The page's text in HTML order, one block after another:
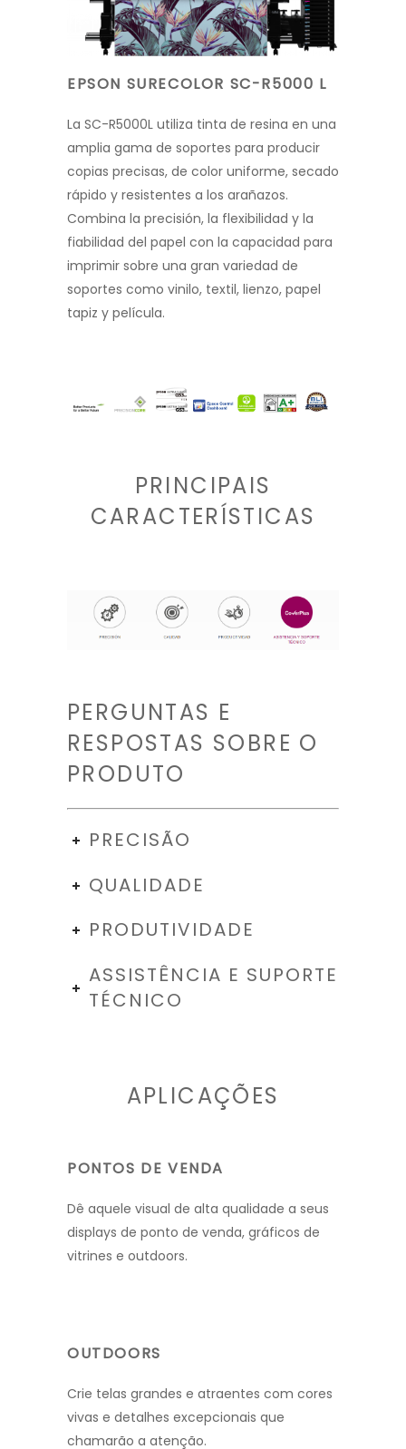
EPSON SURECOLOR SC-R5000 L
La SC-R5000L utiliza tinta de resina en una
amplia gama de soportes para producir
copias precisas, de color uniforme, secado
rápido y resistentes a los arañazos.
Combina la precisión, la flexibilidad y la
fiabilidad del papel con la capacidad para
imprimir sobre una gran variedad de
soportes como vinilo, textil, lienzo, papel
tapiz y película.
PRINCIPAIS
CARACTERÍSTICAS
PERGUNTAS E
RESPOSTAS SOBRE O
PRODUTO
PRECISÃO
QUALIDADE
PRODUTIVIDADE
ASSISTÊNCIA E SUPORTE
TÉCNICO
APLICAÇÕES
PONTOS DE VENDA
Dê aquele visual de alta qualidade a seus
displays de ponto de venda, gráficos de
vitrines e outdoors.
OUTDOORS
Crie telas grandes e atraentes com cores
vivas e detalhes excepcionais que
chamarão a atenção.